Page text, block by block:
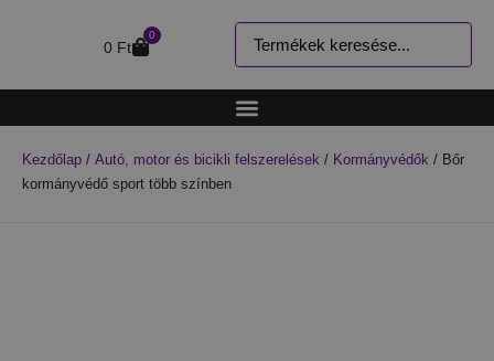
0 Ft
0
Kezdőlap / Autó, motor és bicikli felszerelések / Kormányvédők / Bőr
kormányvédő sport több színben